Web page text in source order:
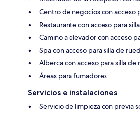
Centro de negocios con acceso
Restaurante con acceso para
Camino a elevador con acceso
Spa con acceso para silla de
Alberca con acceso para silla de
Áreas para fumadores
Servicios e instalaciones
Servicio de limpieza con previa